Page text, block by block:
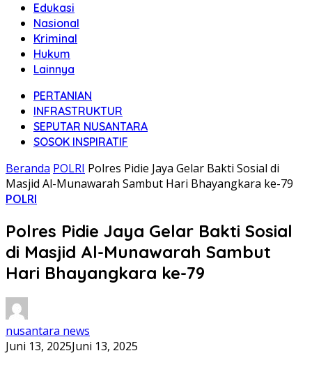
Edukasi
Nasional
Kriminal
Hukum
Lainnya
PERTANIAN
INFRASTRUKTUR
SEPUTAR NUSANTARA
SOSOK INSPIRATIF
Beranda POLRI Polres Pidie Jaya Gelar Bakti Sosial di
Masjid Al-Munawarah Sambut Hari Bhayangkara ke-79
POLRI
Polres Pidie Jaya Gelar Bakti Sosial
di Masjid Al-Munawarah Sambut
Hari Bhayangkara ke-79
nusantara news
Juni 13, 2025Juni 13, 2025